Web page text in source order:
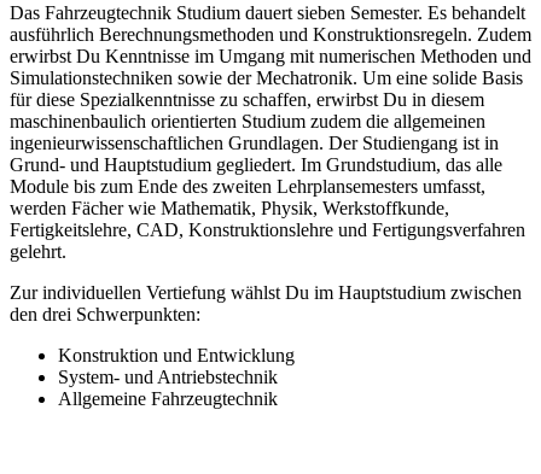
Das Fahrzeugtechnik Studium dauert sieben Semester. Es behandelt
ausführlich Berechnungsmethoden und Konstruktionsregeln. Zudem
erwirbst Du Kenntnisse im Umgang mit numerischen Methoden und
Simulationstechniken sowie der Mechatronik. Um eine solide Basis
für diese Spezialkenntnisse zu schaffen, erwirbst Du in diesem
maschinenbaulich orientierten Studium zudem die allgemeinen
ingenieurwissenschaftlichen Grundlagen. Der Studiengang ist in
Grund- und Hauptstudium gegliedert. Im Grundstudium, das alle
Module bis zum Ende des zweiten Lehrplansemesters umfasst,
werden Fächer wie Mathematik, Physik, Werkstoffkunde,
Fertigkeitslehre, CAD, Konstruktionslehre und Fertigungsverfahren
gelehrt.
Zur individuellen Vertiefung wählst Du im Hauptstudium zwischen
den drei Schwerpunkten:
Konstruktion und Entwicklung
System- und Antriebstechnik
Allgemeine Fahrzeugtechnik